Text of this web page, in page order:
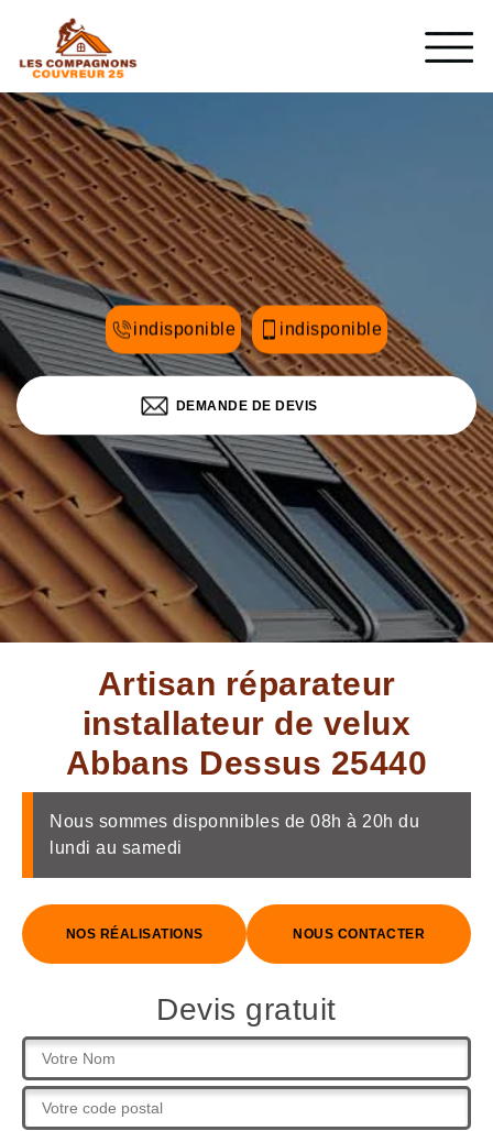
indisponible indisponible
DEMANDE DE DEVIS
Artisan réparateur
installateur de velux
Abbans Dessus 25440
Nous sommes disponnibles de 08h à 20h du
lundi au samedi
NOS RÉALISATIONS NOUS CONTACTER
Devis gratuit